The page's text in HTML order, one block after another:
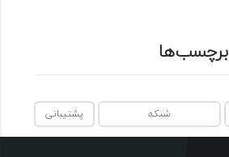
برچسب‌ها
شبکه پشتیبانی